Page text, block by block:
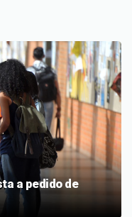
a pedido de